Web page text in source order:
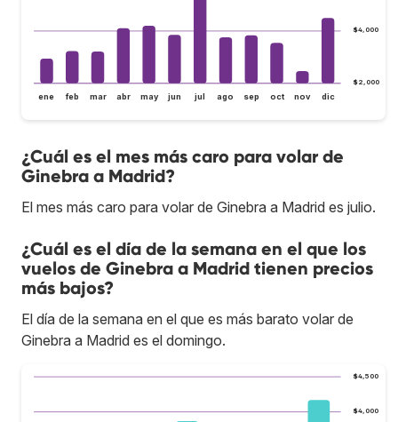
$2,000
$4,000
ene feb mar abr may jun jul ago sep oct nov dic
¿Cuál es el mes más caro para volar de
Ginebra a Madrid?
El mes más caro para volar de Ginebra a Madrid es julio.
¿Cuál es el día de la semana en el que los
vuelos de Ginebra a Madrid tienen precios
más bajos?
El día de la semana en el que es más barato volar de
Ginebra a Madrid es el domingo.
$4,000
$4,500